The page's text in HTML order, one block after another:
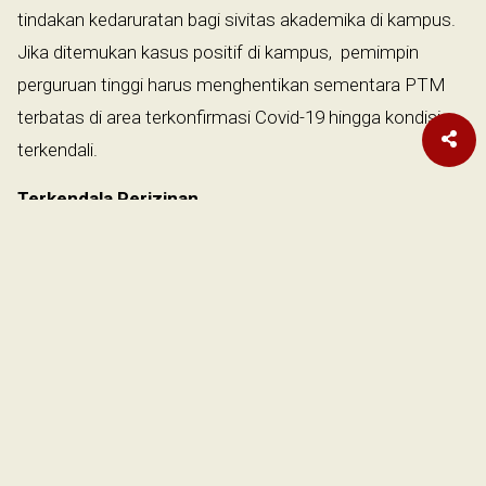
tindakan kedaruratan bagi sivitas akademika di kampus.
Jika ditemukan kasus positif di kampus, pemimpin
perguruan tinggi harus menghentikan sementara PTM
terbatas di area terkonfirmasi Covid-19 hingga kondisi
terkendali.
Terkendala Perizinan